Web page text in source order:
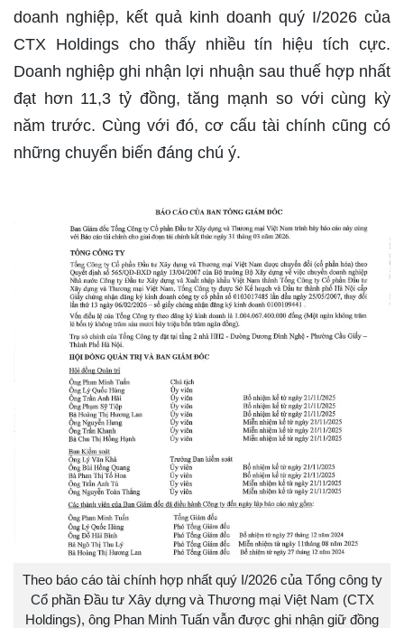
doanh nghiệp, kết quả kinh doanh quý I/2026 của
CTX Holdings cho thấy nhiều tín hiệu tích cực.
Doanh nghiệp ghi nhận lợi nhuận sau thuế hợp nhất
đạt hơn 11,3 tỷ đồng, tăng mạnh so với cùng kỳ
năm trước. Cùng với đó, cơ cấu tài chính cũng có
những chuyển biến đáng chú ý.
Theo báo cáo tài chính hợp nhất quý I/2026 của Tổng công ty
Cổ phần Đầu tư Xây dựng và Thương mại Việt Nam (CTX
Holdings), ông Phan Minh Tuấn vẫn được ghi nhận giữ đồng